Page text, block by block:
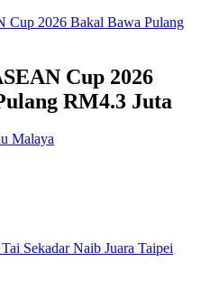
Cup 2026
RM4.3 Juta
Malaya